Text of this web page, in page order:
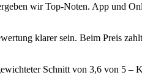
wir Top-Noten. App und
klarer sein. Beim Preis
Schnitt von 3,6 von 5